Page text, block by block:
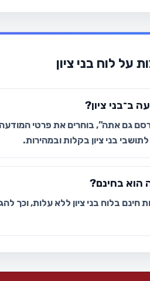
על לוח בני ציון
ב־בני ציון?
גם אתה”, בוחרים את פרטי
בני ציון בקלות ובמהירות.
הוא בחינם?
חינם בלוח בני ציון ללא עלות, וכך